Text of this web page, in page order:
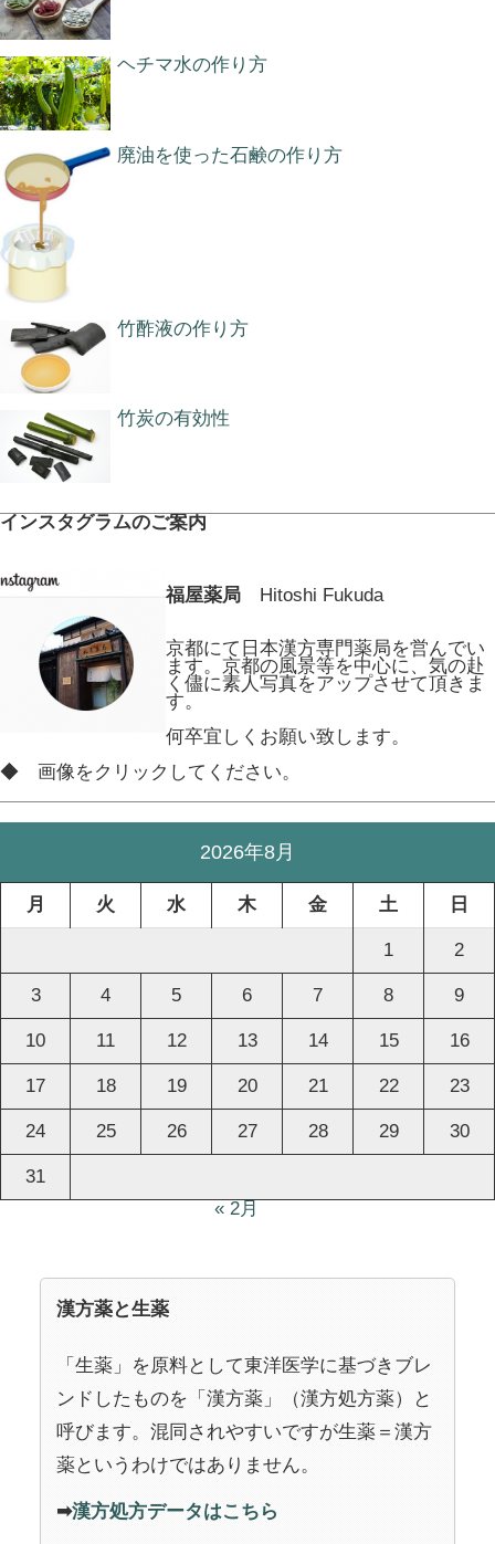
ヘチマ水の作り方
廃油を使った石鹸の作り方
竹酢液の作り方
竹炭の有効性
インスタグラムのご案内
福屋薬局 Hitoshi Fukuda
京都にて日本漢方専門薬局を営んでい
ます。京都の風景等を中心に、気の赴
く儘に素人写真をアップさせて頂きま
す。
何卒宜しくお願い致します。
◆ 画像をクリックしてください。
2026年8月
月 火 水 木 金 土 日
1 2
3 4 5 6 7 8 9
10 11 12 13 14 15 16
17 18 19 20 21 22 23
24 25 26 27 28 29 30
31
« 2月
漢方薬と生薬
「生薬」を原料として東洋医学に基づきブレ
ンドしたものを「漢方薬」（漢方処方薬）と
呼びます。混同されやすいですが生薬＝漢方
薬というわけではありません。
➡漢方処方データはこちら